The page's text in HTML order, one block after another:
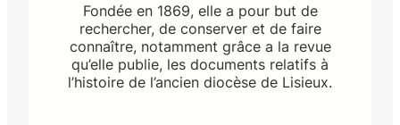
Fondée en 1869, elle a pour but de
rechercher, de conserver et de faire
connaître, notamment grâce a la revue
qu’elle publie, les documents relatifs à
l’histoire de l’ancien diocèse de Lisieux.